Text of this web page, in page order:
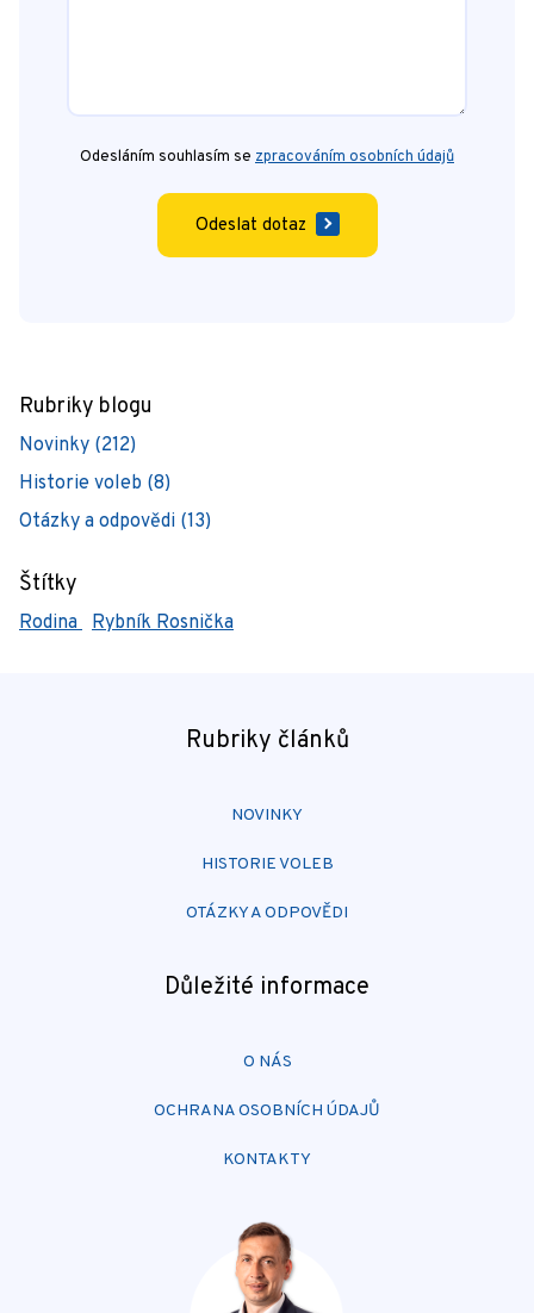
Odesláním souhlasím se zpracováním osobních údajů
Odeslat dotaz
Rubriky blogu
Novinky (212)
Historie voleb (8)
Otázky a odpovědi (13)
Štítky
Rodina Rybník Rosnička
Rubriky článků
NOVINKY
HISTORIE VOLEB
OTÁZKY A ODPOVĚDI
Důležité informace
O NÁS
OCHRANA OSOBNÍCH ÚDAJŮ
KONTAKTY